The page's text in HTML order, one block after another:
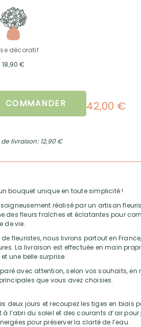
décoratif
18,90 €
COMMANDER 42,00 €
de livraison: 12,90 €
bouquet unique en toute simplicité !
réalisé par un artisan
des fleurs fraîches et éclatantes pour
de vie.
fleuristes, nous livrons partout en
La livraison est effectuée en main
une belle surprise.
avec attention, selon vos souhaits, en
que vous avez choisies.
deux jours et recoupez les tiges en biais
à l’abri du soleil et des courants d’air
pour préserver la clarté de l’eau.